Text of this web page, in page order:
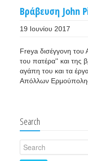
Βράβευση John
19 Ιουνίου 2017
Freya δισέγγονη του
του πατέρα'' και της
αγάπη του και τα
Απόλλων
Search